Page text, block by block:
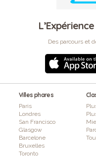
Des parcours et
Villes phares
Paris
Londres
San Francisco
Glasgow
Barcelone
Bruxelles
Toronto